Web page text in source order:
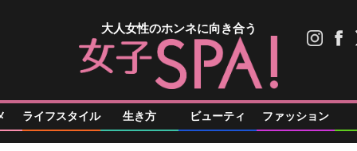
大人女性のホンネに向き合う
ライフスタイル 生き方 ビューティ ファッション